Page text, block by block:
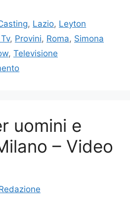
, Lazio, Leyton
, Provini, Roma, Simona
, Televisione
uomini e
– Video